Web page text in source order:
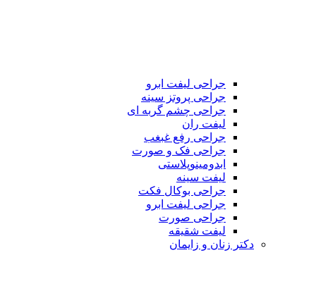
جراحی لیفت ابرو
جراحی پروتز سینه
جراحی چشم گربه ای
لیفت ران
جراحی رفع غبغب
جراحی فک و صورت
ابدومینوپلاستی
لیفت سینه
جراحی بوکال فکت
جراحی لیفت ابرو
جراحی صورت
لیفت شقیقه
دکتر زنان و زایمان